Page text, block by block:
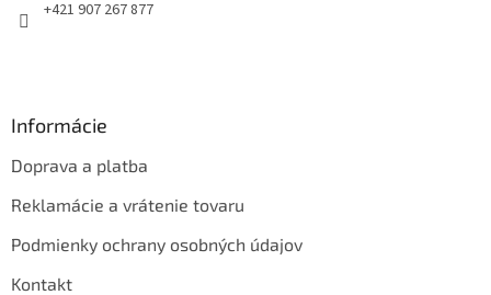
+421 907 267 877
Informácie
Doprava a platba
Reklamácie a vrátenie tovaru
Podmienky ochrany osobných údajov
Kontakt